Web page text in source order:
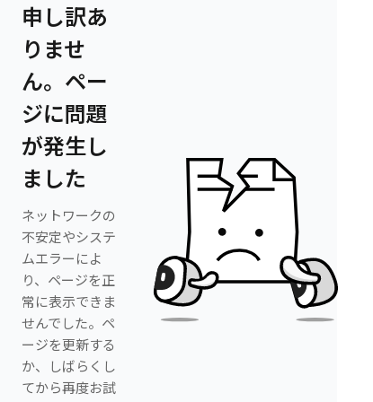
申し訳あ
りませ
ん。ペー
ジに問題
が発生し
ました
ネットワークの
不安定やシステ
ムエラーによ
り、ページを正
常に表示できま
せんでした。ペ
ージを更新する
か、しばらくし
てから再度お試